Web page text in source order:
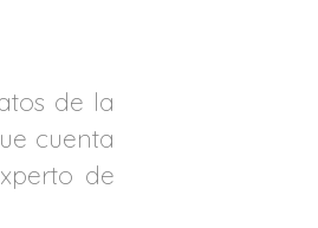
de la
cuenta
de